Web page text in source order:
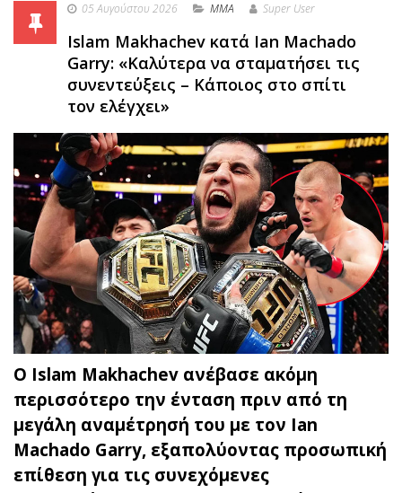
05 Αυγούστου 2026 MMA Super User
Islam Makhachev κατά Ian Machado
Garry: «Καλύτερα να σταματήσει τις
συνεντεύξεις – Κάποιος στο σπίτι
τον ελέγχει»
Ο Islam Makhachev ανέβασε ακόμη
περισσότερο την ένταση πριν από τη
μεγάλη αναμέτρησή του με τον Ian
Machado Garry, εξαπολύοντας προσωπική
επίθεση για τις συνεχόμενες